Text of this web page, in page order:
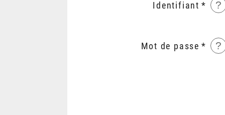
Identifiant ?
Mot de passe ?